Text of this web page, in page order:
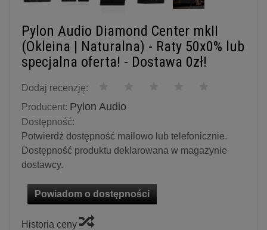
Pylon Audio Diamond Center mkII
(Okleina | Naturalna) - Raty 50x0% lub
specjalna oferta! - Dostawa 0zł!
Dodaj recenzję:
Producent: Pylon Audio
Dostępność:
Potwierdź dostępność mailowo lub telefonicznie.
Dostępność produktu deklarowana w magazynie
dostawcy.
Powiadom o dostępności
Historia ceny